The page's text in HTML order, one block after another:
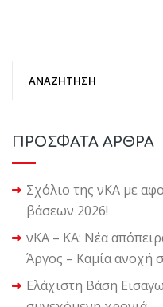
ΠΡΟΣΦΑΤΑ ΑΡΘΡΑ
Σχόλιο της νΚΑ με
βάσεων 2026!
νΚΑ – ΚΑ: Νέα
Άργος – Καμία ανοχή
Ελάχιστη Βάση